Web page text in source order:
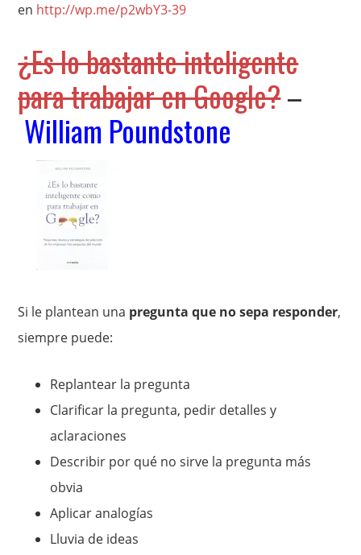
en http://wp.me/p2wbY3-39
¿Es lo bastante inteligente
para trabajar en Google?–
William Poundstone
Si le plantean una pregunta que no sepa responder,
siempre puede:
Replantear la pregunta
Clarificar la pregunta, pedir detalles y
aclaraciones
Describir por qué no sirve la pregunta más
obvia
Aplicar analogías
Lluvia de ideas